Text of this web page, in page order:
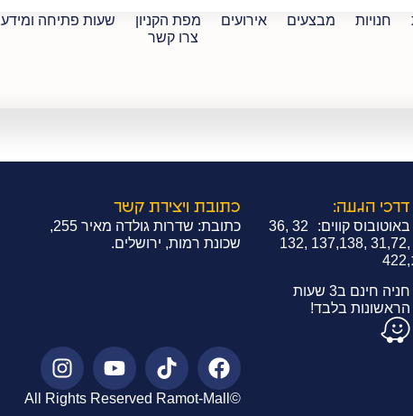
חנויות מבצעים אירועים מפת הקניון שעות פתיחה ומידע
צרו קשר
דרכי הגעה:
באוטובוס קווים: 32 ,36
,31,72 ,137,138 ,132
,422
חניה חינם ב3 שעות
הראשונות בלבד!
כתובת ויצירת קשר
כתובת: שדרות גולדה מאיר 255,
שכונת רמות, ירושלים.
©All Rights Reserved Ramot-Mall